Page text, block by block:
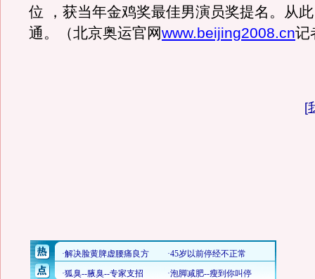
位 ，获当年金鸡奖最佳男演员奖提名。从
通。（北京奥运官网www.beijing2008.cn记
[